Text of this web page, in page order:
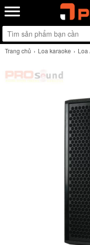
Trang chủ Loa karaoke Loa